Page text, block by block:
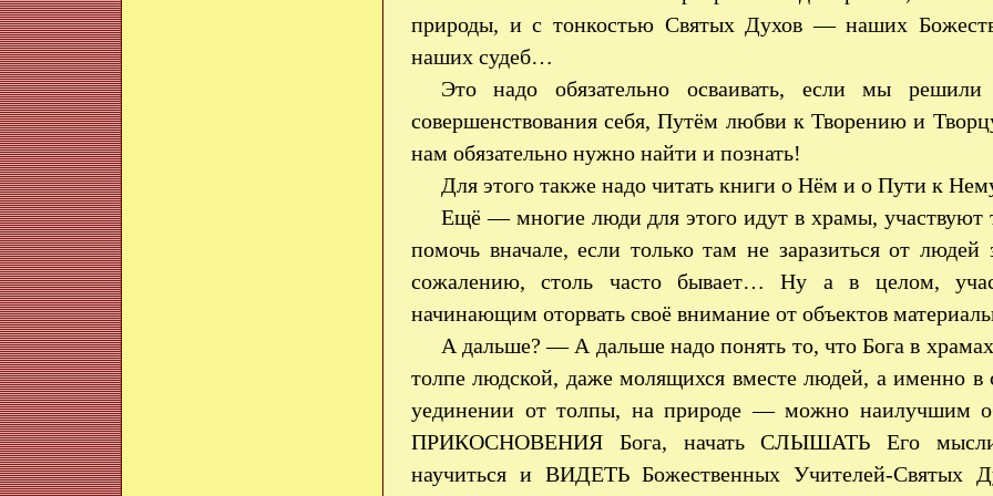
природы, и с тонкостью Святых Духов — наших
наших судеб…
Это надо обязательно осваивать, если мы
совершенствования себя, Путём любви к Творению и
нам обязательно нужно найти и познать!
Для этого также надо читать книги о Нём и о Пути к
Ещё — многие люди для этого идут в храмы,
помочь вначале, если только там не заразиться от людей
сожалению, столь часто бывает… Ну а в целом,
начинающим оторвать своё внимание от объектов
А дальше? — А дальше надо понять то, что Бога в
толпе людской, даже молящихся вместе людей, а именно в
уединении от толпы, на природе — можно наилучшим
ПРИКОСНОВЕНИЯ Бога, начать СЛЫШАТЬ Его
научиться и ВИДЕТЬ Божественных Учителей-